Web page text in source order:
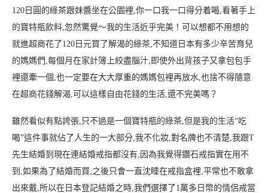
120日圓的綠茶跟妹醬坐在公園裡,你一口我一口得分着喝,看著手上
的寶特瓶飲料,忽然驚覺～我的生活近乎完美！可以想都不用想的
就進超商花了120日元買了解渴的綠茶,不知道日本有多少辛苦育兒
的媽媽們,每個月在家計簿上絞盡腦汁,即使外出背孩子又拿包包手
裡還牽一個,也一定要在大大厚重的媽媽包裡再放水,也捨不得隨意
在超商花錢解渴,可以這樣自由花錢的生活,還不完美嗎？
雖然看似有點誇張,只不過是一個寶特瓶的綠茶,但是我的生活“吃
喝”這件事就佔了人生的一大部分,我不化妝,對名牌也不清楚,我跟T
先生結婚到現在連結婚戒指都沒有,因為我覺得鑽石戒指實在用不
到,如果為了結婚而買,之後只會一直沈睡在戒指盒裡,平常也不敢拿
出來戴,所以在日本登記結婚之時,我們選擇了1萬多日幣的情侶戒當